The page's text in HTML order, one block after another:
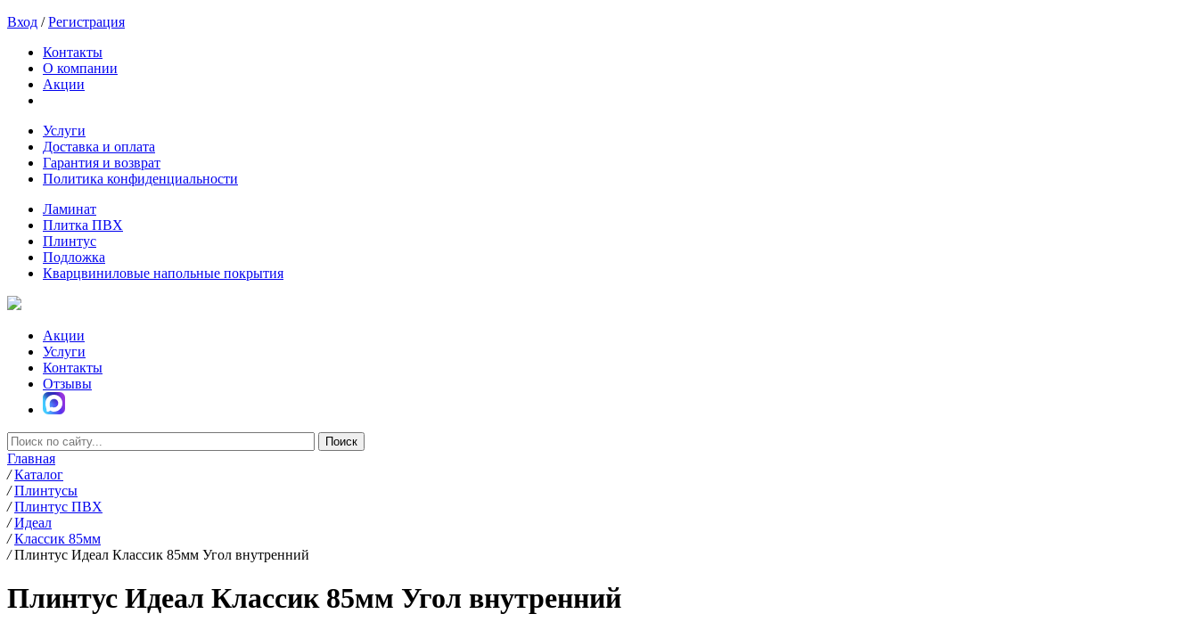
Вход /Регистрация
Контакты
О компании
Акции
Услуги
Доставка и оплата
Гарантия и возврат
Политика конфиденциальности
Ламинат
Плитка ПВХ
Плинтус
Подложка
Кварцвиниловые напольные покрытия
Акции
Услуги
Контакты
Отзывы
Главная
/ Каталог
/ Плинтусы
/ Плинтус ПВХ
/ Идеал
/ Классик 85мм
/ Плинтус Идеал Классик 85мм Угол внутренний
Плинтус Идеал Классик 85мм Угол внутренний